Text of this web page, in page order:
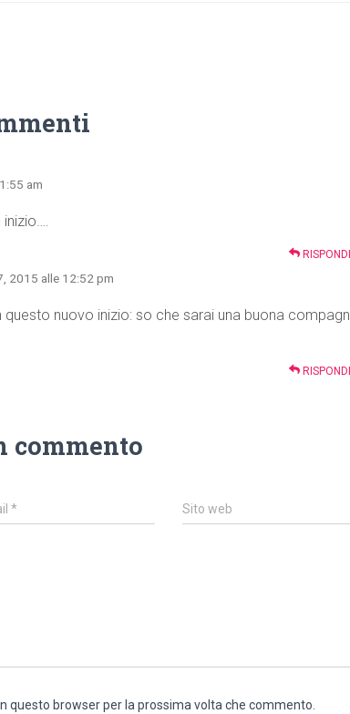
am
inizio….
RISPONDI
2015 alle 12:52 pm
nuovo inizio: so che sarai una buona compagn
RISPONDI
commento
* Sito web
questo browser per la prossima volta che commento.